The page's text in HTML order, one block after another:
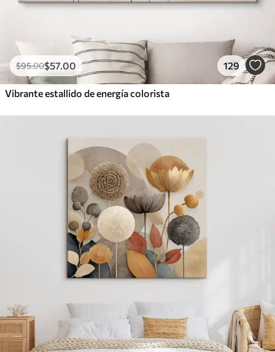
$95.00$57.00 129
Vibrante estallido de energía colorista